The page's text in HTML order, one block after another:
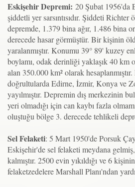
Eskişehir Depremi: 20 Şubat 1956'da
şiddetli yer sarsıntısıdır. Şiddeti
depremde, 1.379 bina ağır, 1.486 bina
derecede hasar görmüştür. Bir kişinin
yaralanmıştır. Konumu 39° 89' kuzey
boylamı, odak derinliği yaklaşık 40 km
alan 350.000 km² olarak
doğrultularda Edirne, İzmir, Konya ve
yayılmıştır. Depremin dış merkezinin
yeri olmadığı için can kaybı fazla
oluştuğu bölge 3. derecede tehlikeli
Sel Felaketi: 5 Mart 1950'de Porsuk
Eskişehir'de sel felaketi meydana
kalmıştır. 2500 evin yıkıldığı ve 6
felaketzedelere Marshall Planı'ndan